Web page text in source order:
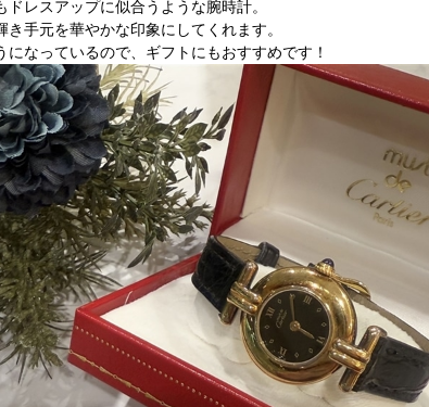
レスアップに似合うような腕時計。
手元を華やかな印象にしてくれます。
なっているので、ギフトにもおすすめです！